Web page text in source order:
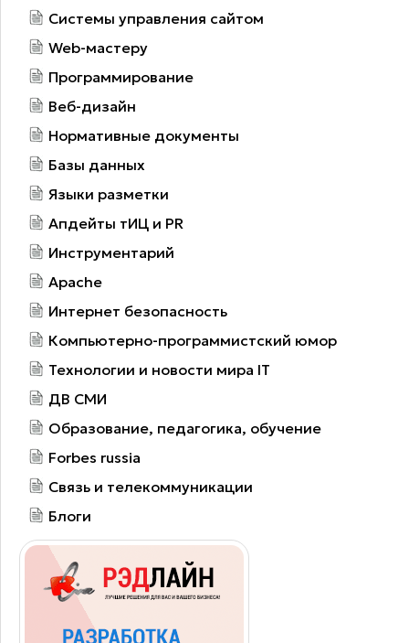
Системы управления сайтом
Web-мастеру
Программирование
Веб-дизайн
Нормативные документы
Базы данных
Языки разметки
Апдейты тИЦ и PR
Инструментарий
Apache
Интернет безопасность
Компьютерно-программистский юмор
Технологии и новости мира IT
ДВ СМИ
Образование, педагогика, обучение
Forbes russia
Связь и телекоммуникации
Блоги